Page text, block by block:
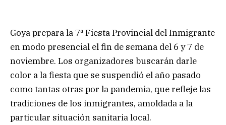
Goya prepara la 7ª Fiesta Provincial del Inmigrante
en modo presencial el fin de semana del 6 y 7 de
noviembre. Los organizadores buscarán darle
color a la fiesta que se suspendió el año pasado
como tantas otras por la pandemia, que refleje las
tradiciones de los inmigrantes, amoldada a la
particular situación sanitaria local.